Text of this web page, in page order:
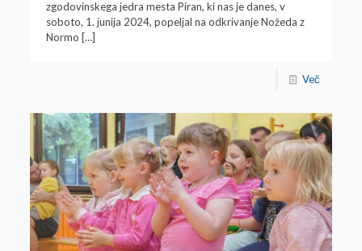
zgodovinskega jedra mesta Piran, ki nas je danes, v
soboto, 1. junija 2024, popeljal na odkrivanje Nožeda z
Normo […]
Več